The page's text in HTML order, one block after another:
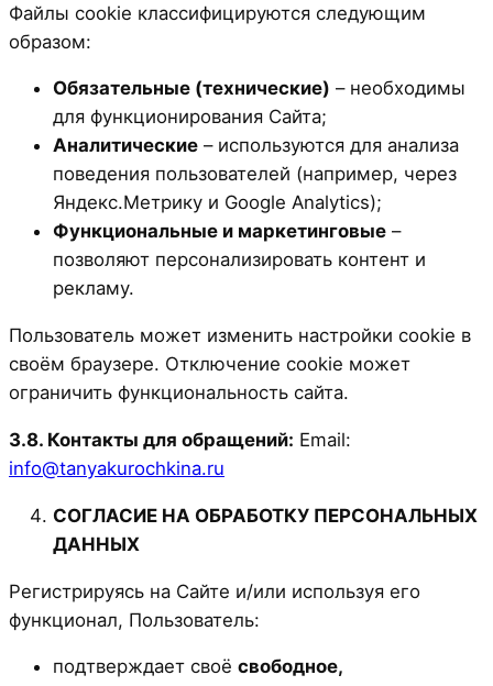
Файлы cookie классифицируются следующим
образом:
Обязательные (технические) – необходимы
для функционирования Сайта;
Аналитические – используются для анализа
поведения пользователей (например, через
Яндекс.Метрику и Google Analytics);
Функциональные и маркетинговые –
позволяют персонализировать контент и
рекламу.
Пользователь может изменить настройки cookie в
своём браузере. Отключение cookie может
ограничить функциональность сайта.
3.8. Контакты для обращений: Email:
info@tanyakurochkina.ru
СОГЛАСИЕ НА ОБРАБОТКУ ПЕРСОНАЛЬНЫХ
ДАННЫХ
Регистрируясь на Сайте и/или используя его
функционал, Пользователь:
подтверждает своё свободное,